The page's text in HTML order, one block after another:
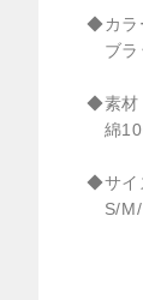
◆カラ
ブラ
◆素材
綿
◆サイ
S/M/